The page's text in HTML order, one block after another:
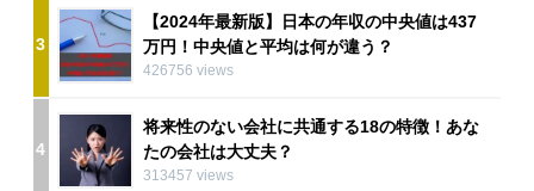
3
【2024年最新版】日本の年収の中央値は437
万円！中央値と平均は何が違う？
426756 views
4
将来性のない会社に共通する18の特徴！あな
たの会社は大丈夫？
313457 views